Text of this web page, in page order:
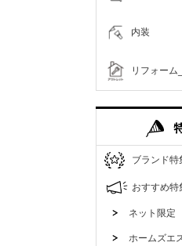
リフォーム
内装
ブランド特
おすすめ特
ネット限定
ホームズエ